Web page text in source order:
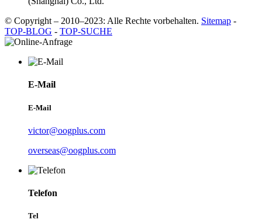
© Copyright – 2010–2023: Alle Rechte vorbehalten. Sitemap -
TOP-BLOG - TOP-SUCHE
E-Mail
E-Mail
victor@oogplus.com
overseas@oogplus.com
Telefon
Tel